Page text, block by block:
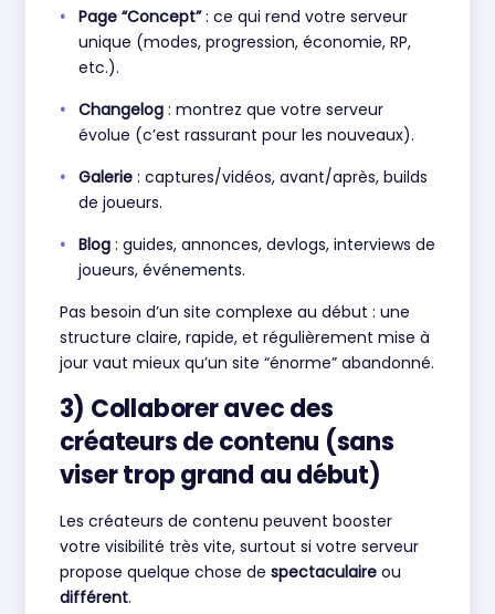
Page “Concept”: ce qui rend votre serveur
unique (modes, progression, économie, RP,
etc.).
Changelog : montrez que votre serveur
évolue (c’est rassurant pour les nouveaux).
Galerie : captures/vidéos, avant/après, builds
de joueurs.
Blog : guides, annonces, devlogs, interviews de
joueurs, événements.
Pas besoin d’un site complexe au début : une
structure claire, rapide, et régulièrement mise à
jour vaut mieux qu’un site “énorme” abandonné.
3) Collaborer avec des
créateurs de contenu (sans
viser trop grand au début)
Les créateurs de contenu peuvent booster
votre visibilité très vite, surtout si votre serveur
propose quelque chose de spectaculaireou
différent.